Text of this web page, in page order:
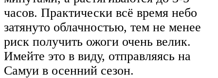
часов. Практически всё время небо
затянуто облачностью, тем не менее
риск получить ожоги очень велик.
Имейте это в виду, отправляясь на
Самуи в осенний сезон.